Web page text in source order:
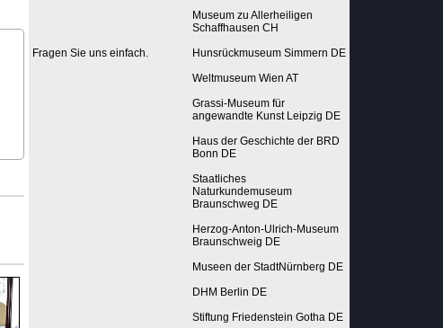
Fragen Sie uns einfach.
Museum zu Allerheiligen
Schaffhausen CH
Hunsrückmuseum Simmern DE
Weltmuseum Wien AT
Grassi-Museum für
angewandte Kunst Leipzig DE
Haus der Geschichte der BRD
Bonn DE
Staatliches
Naturkundemuseum
Braunschweg DE
Herzog-Anton-Ulrich-Museum
Braunschweig DE
Museen der StadtNürnberg DE
DHM Berlin DE
Stiftung Friedenstein Gotha DE